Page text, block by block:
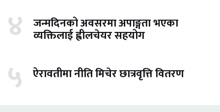
४ जन्मदिनको अवसरमा अपाङ्गता भएका
व्यक्तिलाई ह्वीलचेयर सहयोग
५ ऐरावतीमा नीति मिचेर छात्रवृत्ति वितरण